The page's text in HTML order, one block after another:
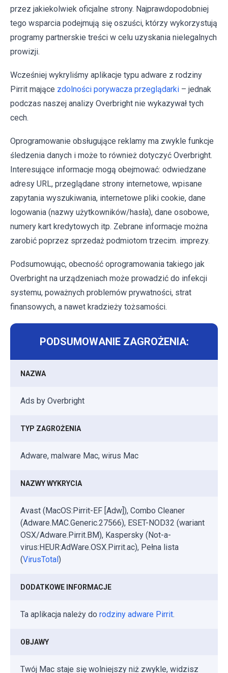
przez jakiekolwiek oficjalne strony. Najprawdopodobniej
tego wsparcia podejmują się oszuści, którzy wykorzystują
programy partnerskie treści w celu uzyskania nielegalnych
prowizji.
Wcześniej wykryliśmy aplikacje typu adware z rodziny
Pirrit mające zdolności porywacza przeglądarki – jednak
podczas naszej analizy Overbright nie wykazywał tych
cech.
Oprogramowanie obsługujące reklamy ma zwykle funkcje
śledzenia danych i może to również dotyczyć Overbright.
Interesujące informacje mogą obejmować: odwiedzane
adresy URL, przeglądane strony internetowe, wpisane
zapytania wyszukiwania, internetowe pliki cookie, dane
logowania (nazwy użytkowników/hasła), dane osobowe,
numery kart kredytowych itp. Zebrane informacje można
zarobić poprzez sprzedaż podmiotom trzecim. imprezy.
Podsumowując, obecność oprogramowania takiego jak
Overbright na urządzeniach może prowadzić do infekcji
systemu, poważnych problemów prywatności, strat
finansowych, a nawet kradzieży tożsamości.
PODSUMOWANIE ZAGROŻENIA:
NAZWA
Ads by Overbright
TYP ZAGROŻENIA
Adware, malware Mac, wirus Mac
NAZWY WYKRYCIA
Avast (MacOS:Pirrit-EF [Adw]), Combo Cleaner
(Adware.MAC.Generic.27566), ESET-NOD32 (wariant
OSX/Adware.Pirrit.BM), Kaspersky (Not-a-
virus:HEUR:AdWare.OSX.Pirrit.ac), Pełna lista
(VirusTotal)
DODATKOWE INFORMACJE
Ta aplikacja należy do rodziny adware Pirrit.
OBJAWY
Twój Mac staje się wolniejszy niż zwykle, widzisz